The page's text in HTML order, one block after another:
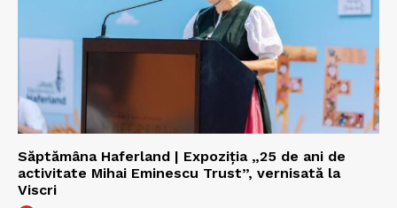
Săptămâna Haferland | Expoziţia „25 de ani de
activitate Mihai Eminescu Trust”, vernisată la
Viscri